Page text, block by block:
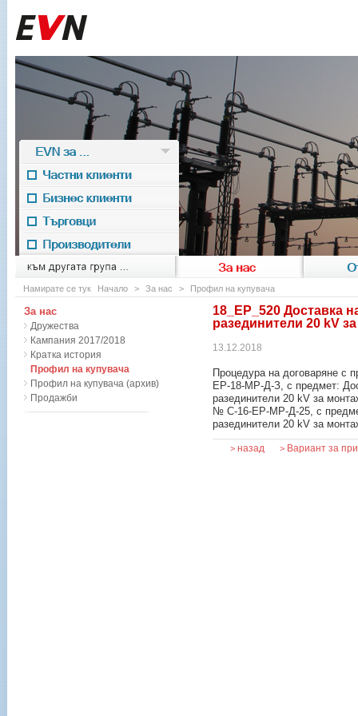
към другата група ... За нас
EVN for
EVN за ...
Частни клиенти
Бизнес клиенти
Търговци
Производители
Намирате се тук Начало > За нас > Профил на купувача
18_ЕР_520 Доставка
разединители 20 kV
13.12.2018
Процедура на договаряне с
ЕР-18-МР-Д-З, с предмет:
разединители 20 kV за
№ С-16-ЕР-МР-Д-25, с
разединители 20 kV за
> назад > Вариант за
За нас
Дружества
Кампания 2017/2018
Кратка история
Профил на купувача
Профил на купувача (архив)
Продажби